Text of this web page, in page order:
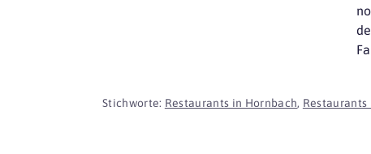
Stichworte: Restaurants in Hornbach,